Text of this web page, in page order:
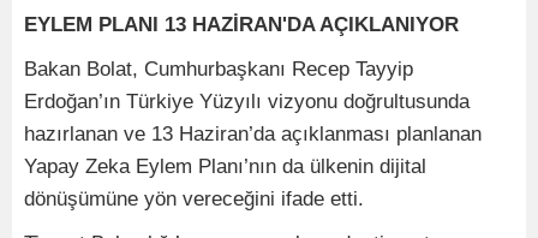
EYLEM PLANI 13 HAZİRAN'DA AÇIKLANIYOR
Bakan Bolat, Cumhurbaşkanı Recep Tayyip
Erdoğan’ın Türkiye Yüzyılı vizyonu doğrultusunda
hazırlanan ve 13 Haziran’da açıklanması planlanan
Yapay Zeka Eylem Planı’nın da ülkenin dijital
dönüşümüne yön vereceğini ifade etti.